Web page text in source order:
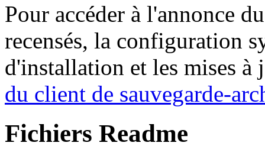
Pour accéder à l'annonce
recensés, la configuration
d'installation et les mises
du client de sauvegarde-
Fichiers Readme